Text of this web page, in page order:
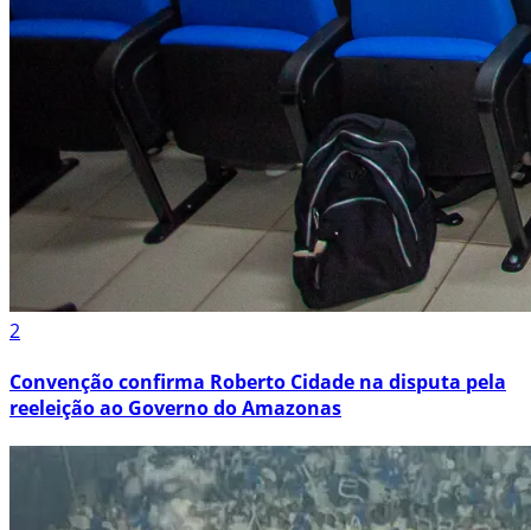
2
Convenção confirma Roberto Cidade na disputa pela
reeleição ao Governo do Amazonas